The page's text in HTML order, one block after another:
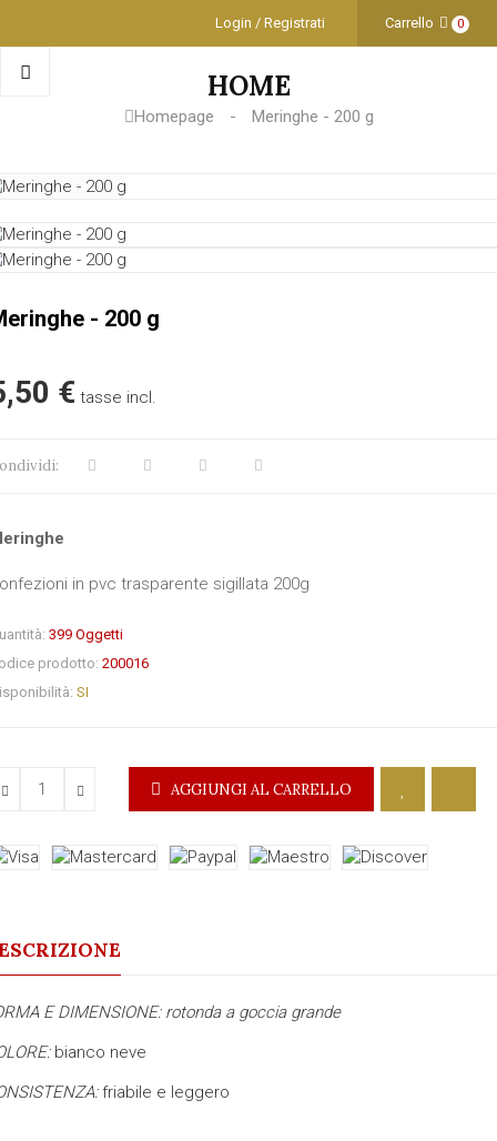
Login / Registrati Carrello 0
HOME
Homepage Meringhe - 200 g
- 200 g
€ tasse incl.
in pvc trasparente sigillata 200g
399 Oggetti
prodotto: 200016
SI
AGGIUNGI AL CARRELLO
E DIMENSIONE: rotonda a goccia grande
bianco neve
friabile e leggero